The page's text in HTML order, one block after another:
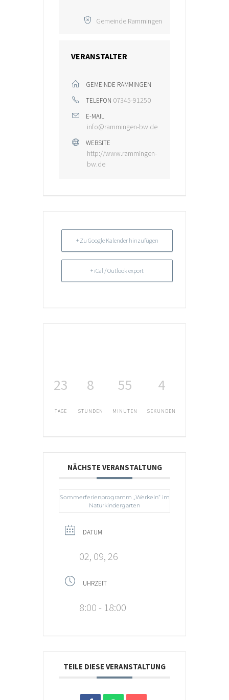
Gemeinde Rammingen
VERANSTALTER
GEMEINDE RAMMINGEN
TELEFON 07345-91250
E-MAIL
info@rammingen-bw.de
WEBSITE
http://www.rammingen-
bw.de
+ Zu Google Kalender hinzufügen
+ iCal / Outlook export
23
TAGE
8
STUNDEN
55
MINUTEN
4
SEKUNDEN
NÄCHSTE VERANSTALTUNG
Sommerferienprogramm „Werkeln“ im
Naturkindergarten
DATUM
02, 09, 26
UHRZEIT
8:00 - 18:00
TEILE DIESE VERANSTALTUNG